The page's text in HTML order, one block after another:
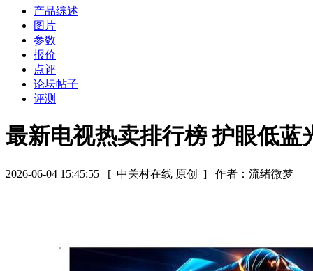
产品综述
图片
参数
报价
点评
论坛帖子
评测
最新电视热卖排行榜 护眼低
2026-06-04 15:45:55 [ 中关村在线 原创 ] 作者：流绪微梦